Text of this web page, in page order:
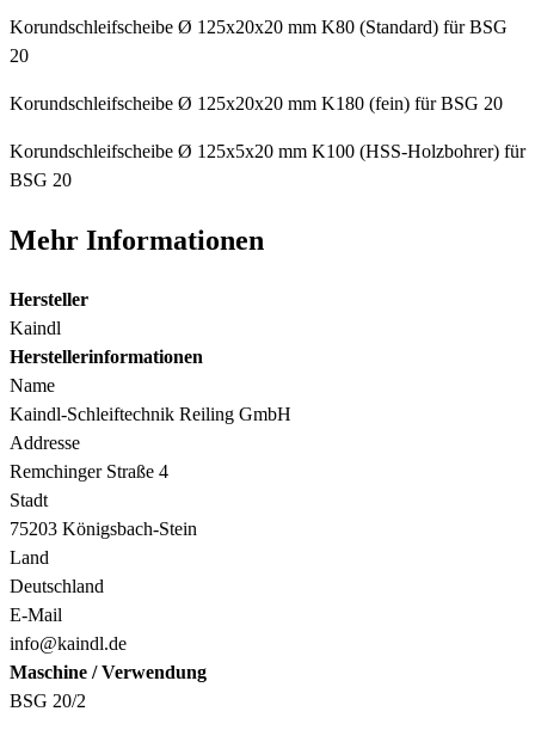
Korundschleifscheibe Ø 125x20x20 mm K80 (Standard) für BSG
20
Korundschleifscheibe Ø 125x20x20 mm K180 (fein) für BSG 20
Korundschleifscheibe Ø 125x5x20 mm K100 (HSS-Holzbohrer) für
BSG 20
Mehr Informationen
Hersteller
Kaindl
Herstellerinformationen
Name
Kaindl-Schleiftechnik Reiling GmbH
Addresse
Remchinger Straße 4
Stadt
75203 Königsbach-Stein
Land
Deutschland
E-Mail
info@kaindl.de
Maschine / Verwendung
BSG 20/2